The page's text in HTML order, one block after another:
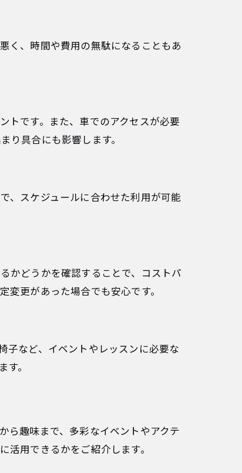
く、時間や費用の無駄になることもあ
トです。また、車でのアクセスが必要
り具合にも影響します。
、スケジュールに合わせた利用が可能
かどうかを確認することで、コストパ
変更があった場合でも安心です。
子など、イベントやレッスンに必要な
す。
ら趣味まで、多彩なイベントやアクテ
活用できるかをご紹介します。